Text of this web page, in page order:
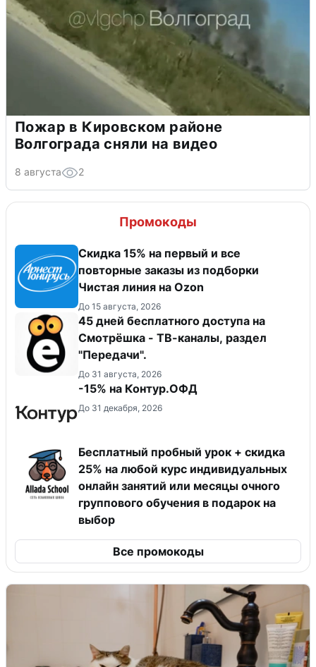
Пожар в Кировском районе
Волгограда сняли на видео
8 августа 2
Промокоды
Скидка 15% на первый и все
повторные заказы из подборки
Чистая линия на Ozon
До 15 августа, 2026
45 дней бесплатного доступа на
Смотрёшка - ТВ-каналы, раздел
"Передачи".
До 31 августа, 2026
-15% на Контур.ОФД
До 31 декабря, 2026
Бесплатный пробный урок + скидка
25% на любой курс индивидуальных
онлайн занятий или месяцы очного
группового обучения в подарок на
выбор
Все промокоды